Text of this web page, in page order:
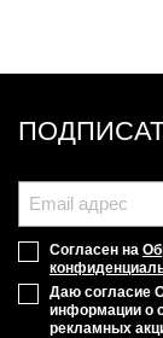
Согласен на
Даю согласие
информации о
рекламных